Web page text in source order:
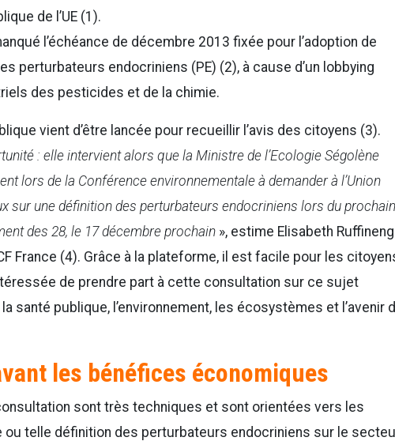
de l’UE (1).
l’échéance de décembre 2013 fixée pour l’adoption de
perturbateurs endocriniens (PE) (2), à cause d’un lobbying
des pesticides et de la chimie.
vient d’être lancée pour recueillir l’avis des citoyens (3).
: elle intervient alors que la Ministre de l’Ecologie Ségolène
lors de la Conférence environnementale à demander à l’Union
sur une définition des perturbateurs endocriniens lors du prochain
des 28, le 17 décembre prochain », estime Elisabeth
France (4). Grâce à la plateforme, il est facile pour les
de prendre part à cette consultation sur ce sujet
santé publique, l’environnement, les écosystèmes et l’avenir
les bénéfices économiques
sont très techniques et sont orientées vers les
telle définition des perturbateurs endocriniens sur le